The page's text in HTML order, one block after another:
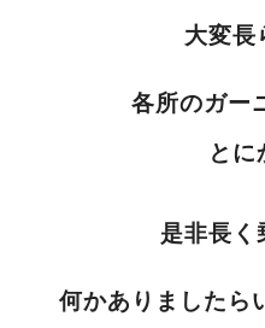
大変長
各所のガー
とに
是非長く
何かありましたら